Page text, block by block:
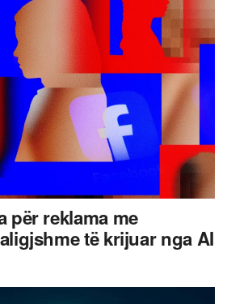
për reklama me
të krijuar nga AI